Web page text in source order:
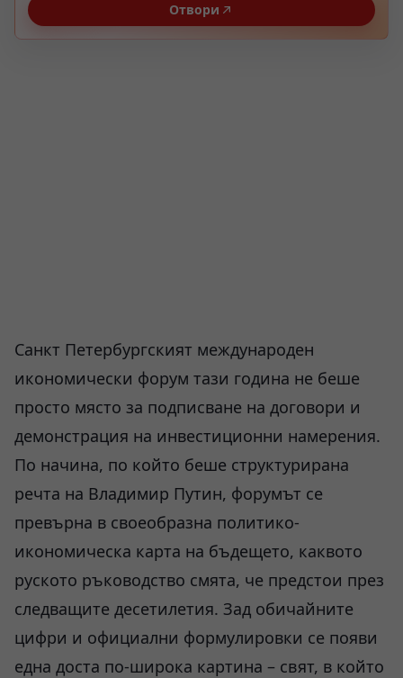
Отвори
Санкт Петербургският международен
икономически форум тази година не беше
просто място за подписване на договори и
демонстрация на инвестиционни намерения.
По начина, по който беше структурирана
речта на Владимир Путин, форумът се
превърна в своеобразна политико-
икономическа карта на бъдещето, каквото
руското ръководство смята, че предстои през
следващите десетилетия. Зад обичайните
цифри и официални формулировки се появи
една доста по-широка картина – свят, в който